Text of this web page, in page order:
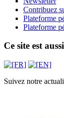
Contribuez
Plateforme
Plateforme
Ce site est
Suivez notre